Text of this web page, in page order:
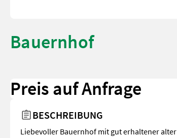
Bauernhof
Preis auf Anfrage
BESCHREIBUNG
Liebevoller Bauernhof mit gut erhaltener alter